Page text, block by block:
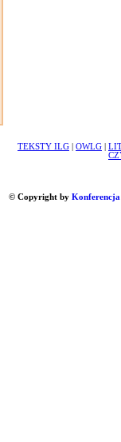
TEKSTY ILG OWLG
© Copyright by Konferencja